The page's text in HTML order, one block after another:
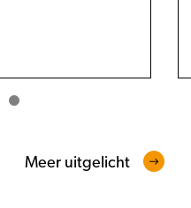
Meer uitgelicht